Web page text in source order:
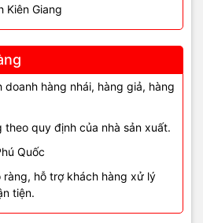
Kiên Giang
hàng nhái, hàng giả, hàng
theo quy định của nhà sản xuất.
Quốc
ràng, hỗ trợ khách hàng xử lý
tiện.
có biểu diễn).
khu vực.
tạm thời (chỉ